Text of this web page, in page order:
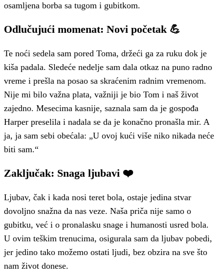
osamljena borba sa tugom i gubitkom.
Odlučujući momenat: Novi početak 💪
Te noći sedela sam pored Toma, držeći ga za ruku dok je
kiša padala. Sledeće nedelje sam dala otkaz na puno radno
vreme i prešla na posao sa skraćenim radnim vremenom.
Nije mi bilo važna plata, važniji je bio Tom i naš život
zajedno. Mesecima kasnije, saznala sam da je gospođa
Harper preselila i nadala se da je konačno pronašla mir. A
ja, ja sam sebi obećala: „U ovoj kući više niko nikada neće
biti sam.“
Zaključak: Snaga ljubavi ❤️
Ljubav, čak i kada nosi teret bola, ostaje jedina stvar
dovoljno snažna da nas veze. Naša priča nije samo o
gubitku, već i o pronalasku snage i humanosti usred bola.
U ovim teškim trenucima, osigurala sam da ljubav pobedi,
jer jedino tako možemo ostati ljudi, bez obzira na sve što
nam život donese.